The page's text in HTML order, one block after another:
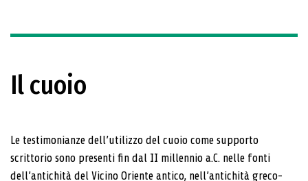
Il cuoio
Le testimonianze dell’utilizzo del cuoio come supporto
scrittorio sono presenti fin dal II millennio a.C. nelle fonti
dell’antichità del Vicino Oriente antico, nell’antichità greco-